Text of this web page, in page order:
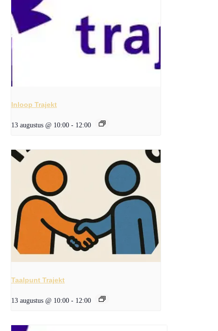
Inloop Trajekt
13 augustus @ 10:00 - 12:00
Taalpunt Trajekt
13 augustus @ 10:00 - 12:00